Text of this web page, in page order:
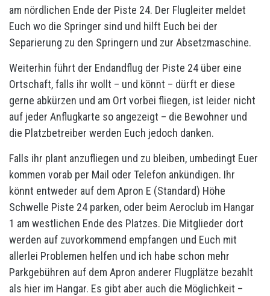
am nördlichen Ende der Piste 24. Der Flugleiter meldet
Euch wo die Springer sind und hilft Euch bei der
Separierung zu den Springern und zur Absetzmaschine.
Weiterhin führt der Endandflug der Piste 24 über eine
Ortschaft, falls ihr wollt – und könnt – dürft er diese
gerne abkürzen und am Ort vorbei fliegen, ist leider nicht
auf jeder Anflugkarte so angezeigt – die Bewohner und
die Platzbetreiber werden Euch jedoch danken.
Falls ihr plant anzufliegen und zu bleiben, umbedingt Euer
kommen vorab per Mail oder Telefon ankündigen. Ihr
könnt entweder auf dem Apron E (Standard) Höhe
Schwelle Piste 24 parken, oder beim Aeroclub im Hangar
1 am westlichen Ende des Platzes. Die Mitglieder dort
werden auf zuvorkommend empfangen und Euch mit
allerlei Problemen helfen und ich habe schon mehr
Parkgebühren auf dem Apron anderer Flugplätze bezahlt
als hier im Hangar. Es gibt aber auch die Möglichkeit –